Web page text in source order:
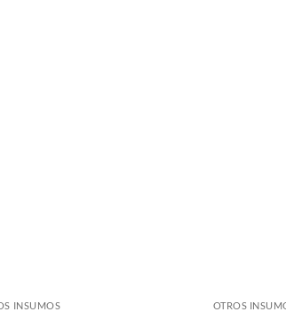
INSUMOS OTROS